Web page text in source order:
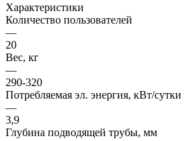
Характеристики
Количество пользователей
—
20
Вес, кг
—
290-320
Потребляемая эл. энергия, кВт/сутки
—
3,9
Глубина подводящей трубы, мм